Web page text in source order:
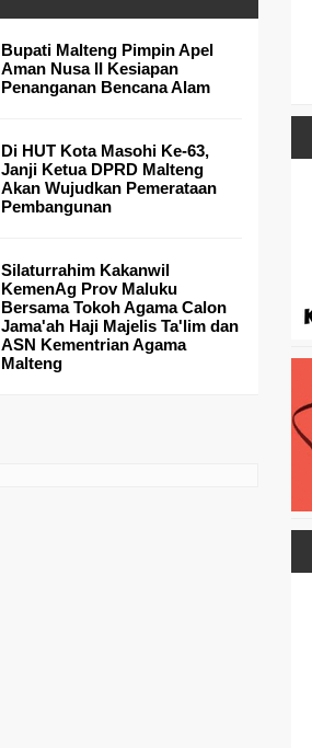
Bupati Malteng Pimpin Apel
Aman Nusa II Kesiapan
Penanganan Bencana Alam
Di HUT Kota Masohi Ke-63,
Janji Ketua DPRD Malteng
Akan Wujudkan Pemerataan
Pembangunan
Silaturrahim Kakanwil
KemenAg Prov Maluku
Bersama Tokoh Agama Calon
Jama'ah Haji Majelis Ta'lim dan
ASN Kementrian Agama
Malteng